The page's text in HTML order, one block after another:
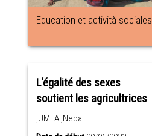
Education et actività sociales
L‘égalité des sexes
soutient les agricultrices
jUMLA ,Nepal